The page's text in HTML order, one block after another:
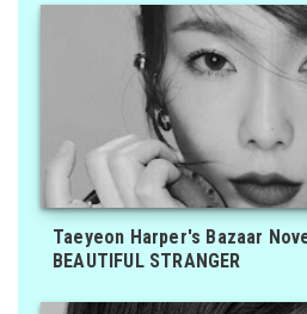
Taeyeon Harper's Bazaar
BEAUTIFUL STRANGER